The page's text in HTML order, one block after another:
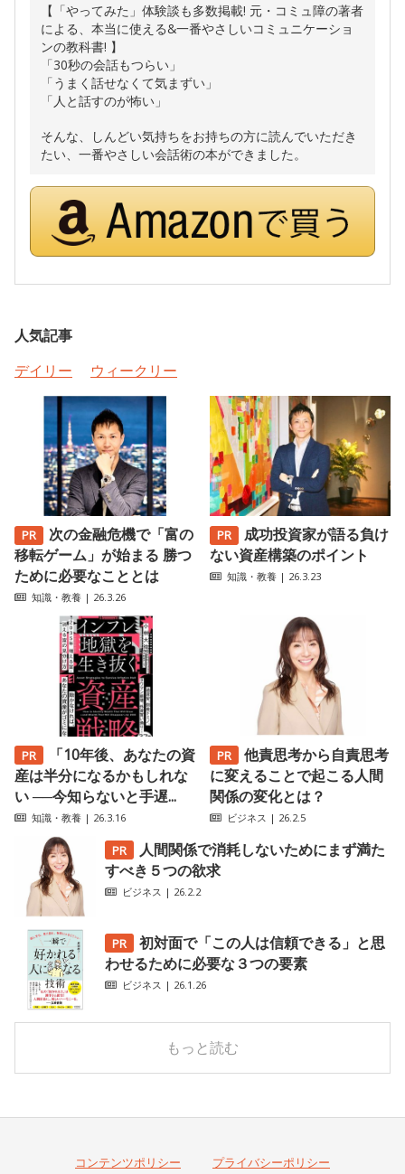
【「やってみた」体験談も多数掲載! 元・コミュ障の著者
による、本当に使える&一番やさしいコミュニケーショ
ンの教科書! 】
「30秒の会話もつらい」
「うまく話せなくて気まずい」
「人と話すのが怖い」
そんな、しんどい気持ちをお持ちの方に読んでいただき
たい、一番やさしい会話術の本ができました。
人気記事
デイリー
ウィークリー
次の金融危機で「富の
移転ゲーム」が始まる 勝つ
ために必要なこととは
知識・教養 | 26.3.26
成功投資家が語る負け
ない資産構築のポイント
知識・教養 | 26.3.23
「10年後、あなたの資
産は半分になるかもしれな
い ──今知らないと手遅...
知識・教養 | 26.3.16
他責思考から自責思考
に変えることで起こる人間
関係の変化とは？
ビジネス | 26.2.5
人間関係で消耗しないためにまず満た
すべき５つの欲求
ビジネス | 26.2.2
初対面で「この人は信頼できる」と思
わせるために必要な３つの要素
ビジネス | 26.1.26
もっと読む
コンテンツポリシー プライバシーポリシー